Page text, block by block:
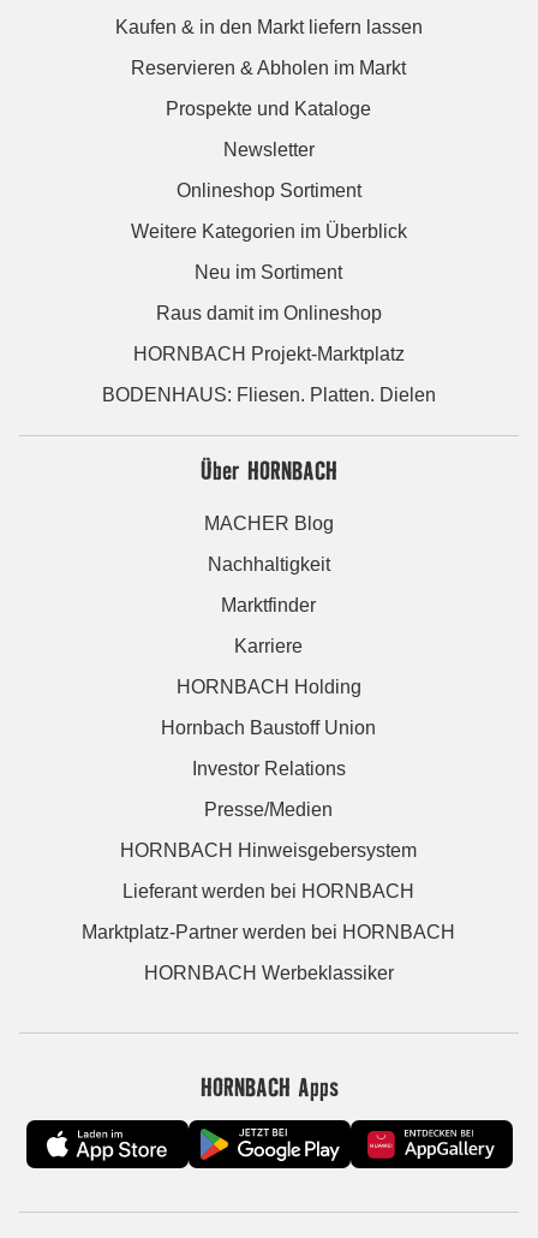
Kaufen & in den Markt liefern lassen
Reservieren & Abholen im Markt
Prospekte und Kataloge
Newsletter
Onlineshop Sortiment
Weitere Kategorien im Überblick
Neu im Sortiment
Raus damit im Onlineshop
HORNBACH Projekt-Marktplatz
BODENHAUS: Fliesen. Platten. Dielen
Über HORNBACH
MACHER Blog
Nachhaltigkeit
Marktfinder
Karriere
HORNBACH Holding
Hornbach Baustoff Union
Investor Relations
Presse/Medien
HORNBACH Hinweisgebersystem
Lieferant werden bei HORNBACH
Marktplatz-Partner werden bei HORNBACH
HORNBACH Werbeklassiker
HORNBACH Apps